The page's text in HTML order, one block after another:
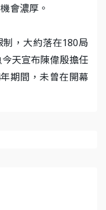
會濃厚。
，大約落在180局
天宣布陳偉殷擔任
期間，未曾在開幕